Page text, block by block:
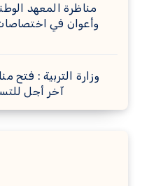
مناظرة المعهد
آخر أجل للتسجيل